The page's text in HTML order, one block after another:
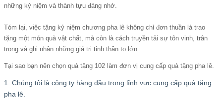
những kỷ niệm và thành tựu đáng nhớ.
Tóm lại, việc tặng kỷ niệm chương pha lê không chỉ đơn thuần là trao
tặng một món quà vật chất, mà còn là cách truyền tải sự tôn vinh, trân
trọng và ghi nhận những giá trị tinh thần to lớn.
Tại sao bạn nên chọn quà tặng 102 làm đơn vị cung cấp quà tặng pha lê.
1. Chúng tôi là công ty hàng đầu trong lĩnh vực cung cấp quà tặng
pha lê.